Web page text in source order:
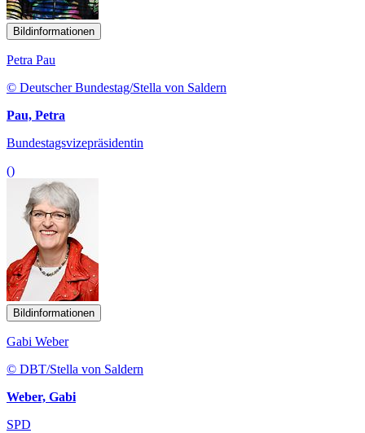
Bildinformationen
Petra Pau
© Deutscher Bundestag/Stella von Saldern
Pau, Petra
Bundestagsvizepräsidentin
()
Bildinformationen
Gabi Weber
© DBT/Stella von Saldern
Weber, Gabi
SPD